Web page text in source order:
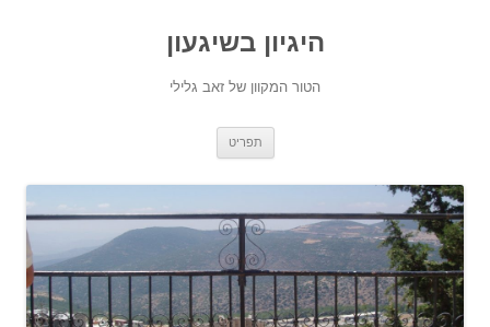
היגיון בשיגעון
הטור המקוון של זאב גלילי
תפריט